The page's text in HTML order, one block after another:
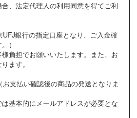
、法定代理人の利用同意を得てご利
UFJ銀行の指定口座となり、ご入金確
）
担でお願いいたします。また、お
ます。
支払い確認後の商品の発送となりま
基本的にメールアドレスが必要とな